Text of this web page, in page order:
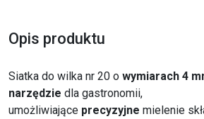
Opis produktu
Siatka do wilka nr 20 o wymiarach 4
narzędzie dla gastronomii,
umożliwiające precyzyjne mielenie